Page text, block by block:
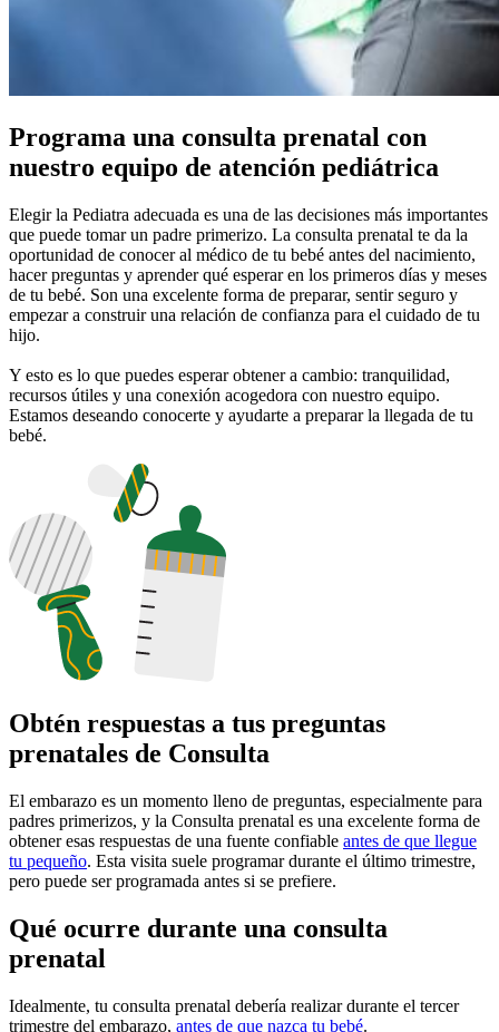
Programa una consulta prenatal con
nuestro equipo de atención pediátrica
Elegir la Pediatra adecuada es una de las decisiones más importantes
que puede tomar un padre primerizo. La consulta prenatal te da la
oportunidad de conocer al médico de tu bebé antes del nacimiento,
hacer preguntas y aprender qué esperar en los primeros días y meses
de tu bebé. Son una excelente forma de preparar, sentir seguro y
empezar a construir una relación de confianza para el cuidado de tu
hijo.
Y esto es lo que puedes esperar obtener a cambio: tranquilidad,
recursos útiles y una conexión acogedora con nuestro equipo.
Estamos deseando conocerte y ayudarte a preparar la llegada de tu
bebé.
Obtén respuestas a tus preguntas
prenatales de Consulta
El embarazo es un momento lleno de preguntas, especialmente para
padres primerizos, y la Consulta prenatal es una excelente forma de
obtener esas respuestas de una fuente confiable antes de que llegue
tu pequeño. Esta visita suele programar durante el último trimestre,
pero puede ser programada antes si se prefiere.
Qué ocurre durante una consulta
prenatal
Idealmente, tu consulta prenatal debería realizar durante el tercer
trimestre del embarazo, antes de que nazca tu bebé.